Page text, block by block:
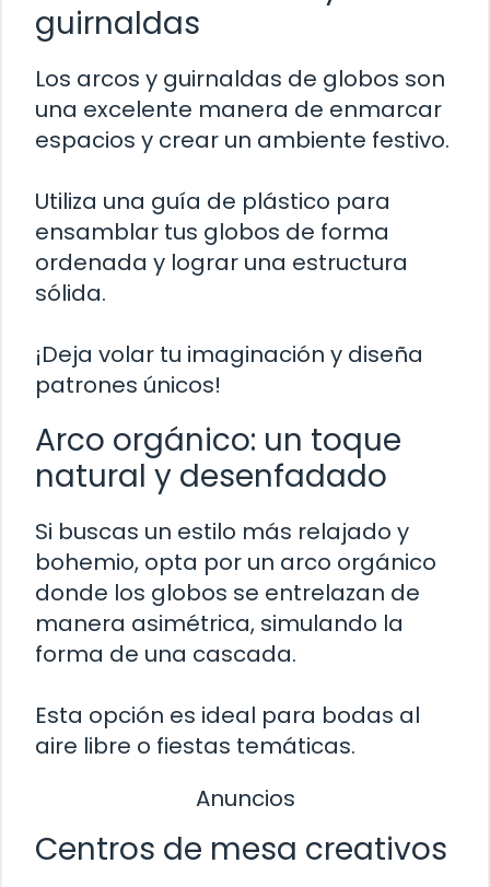
guirnaldas
Los arcos y guirnaldas de globos son
una excelente manera de enmarcar
espacios y crear un ambiente festivo.
Utiliza una guía de plástico para
ensamblar tus globos de forma
ordenada y lograr una estructura
sólida.
¡Deja volar tu imaginación y diseña
patrones únicos!
Arco orgánico: un toque
natural y desenfadado
Si buscas un estilo más relajado y
bohemio, opta por un arco orgánico
donde los globos se entrelazan de
manera asimétrica, simulando la
forma de una cascada.
Esta opción es ideal para bodas al
aire libre o fiestas temáticas.
Anuncios
Centros de mesa creativos